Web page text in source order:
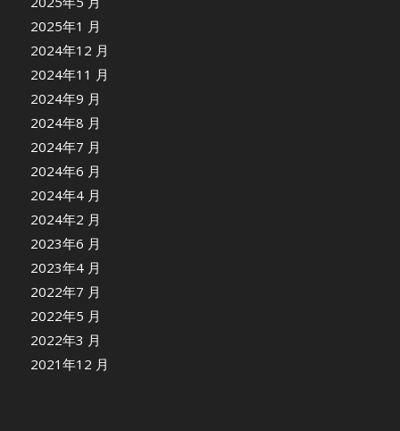
2025年1 月
2024年12 月
2024年11 月
2024年9 月
2024年8 月
2024年7 月
2024年6 月
2024年4 月
2024年2 月
2023年6 月
2023年4 月
2022年7 月
2022年5 月
2022年3 月
2021年12 月